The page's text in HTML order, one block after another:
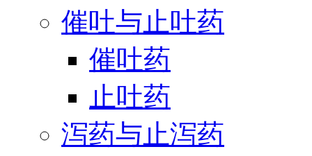
催吐与止吐药
催吐药
止吐药
泻药与止泻药